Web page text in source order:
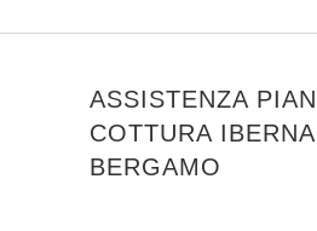
ASSISTENZA
COTTURA IBERNA
BERGAMO